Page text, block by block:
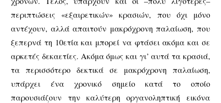
περιπτώσεις «εξαιρετικών» κρασιών, που όχι μόνο
αντέχουν, αλλά απαιτούν μακρόχρονη παλαίωση, που
ξεπερνά τη 10ετία και μπορεί να φτάσει ακόμα και σε
αρκετές δεκαετίες. Ακόμα όμως και γι’ αυτά τα κρασιά,
τα περισσότερο δεκτικά σε μακρόχρονη παλαίωση,
υπάρχει ένα χρονικό σημείο κατά το οποίο
παρουσιάζουν την καλύτερη οργανοληπτική εικόνα